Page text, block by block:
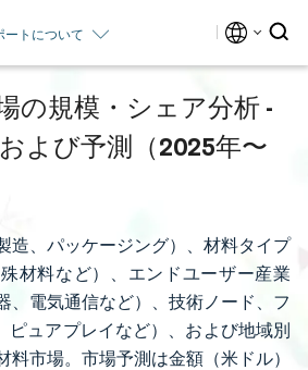
ートについて
の規模・シェア分析 -
よび予測（2025年〜
造、パッケージング）、材料タイプ
殊材料など）、エンドユーザー産業
、電気通信など）、技術ノード、フ
ピュアプレイなど）、および地域別
料市場。市場予測は金額（米ドル）